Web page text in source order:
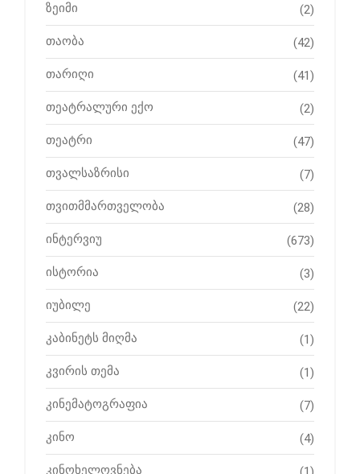
ზეიმი (2)
თაობა (42)
თარიღი (41)
თეატრალური ექო (2)
თეატრი (47)
თვალსაზრისი (7)
თვითმმართველობა (28)
ინტერვიუ (673)
ისტორია (3)
იუბილე (22)
კაბინეტს მიღმა (1)
კვირის თემა (1)
კინემატოგრაფია (7)
კინო (4)
კინოხელოვნება